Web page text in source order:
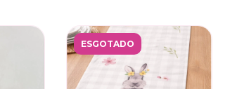
ESGOTADO